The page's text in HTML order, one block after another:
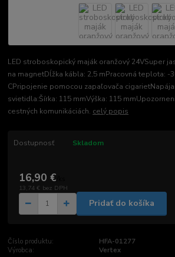
LED stroboskopický maják oranžový 24VSuper
na magnetDĺžka kábla: 2,5 mPracovná teplota: -
CPripojenie pomocou zapaľovača
svietidla:Šírka: 115 mmVýška: 115
cestných komunikáciách. celý popis
Dostupnosť Skladom
16,90 €
13,74 € bez DPH
Pridať do košíka
Číslo produktu:
HFA-01277
Výrobca:
Vertex